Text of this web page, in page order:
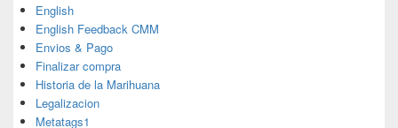
English
English Feedback CMM
Envios & Pago
Finalizar compra
Historia de la Marihuana
Legalizacion
Metatags1